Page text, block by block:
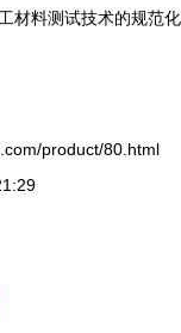
材料测试技术的规范化
product/80.html